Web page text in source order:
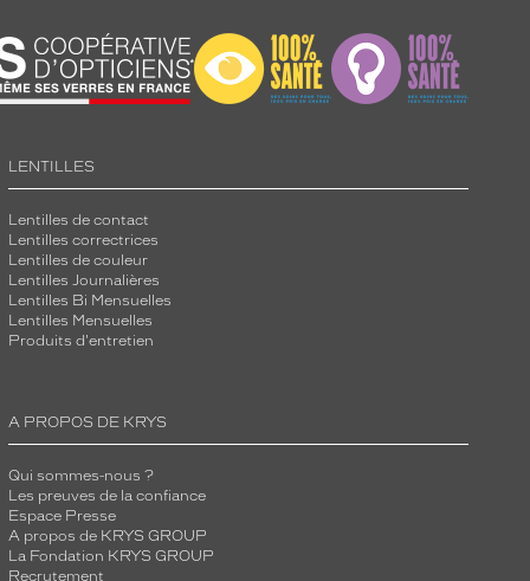
LENTILLES
Lentilles de contact
Lentilles correctrices
Lentilles de couleur
Lentilles Journalières
Lentilles Bi Mensuelles
Lentilles Mensuelles
Produits d'entretien
A PROPOS DE KRYS
Qui sommes-nous ?
Les preuves de la confiance
Espace Presse
A propos de KRYS GROUP
La Fondation KRYS GROUP
Recrutement